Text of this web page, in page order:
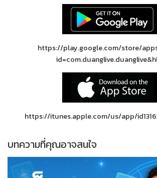
https://play.google.com/store/
https://itunes.apple.com/us/app/
บทความที่คุณอาจสนใจ